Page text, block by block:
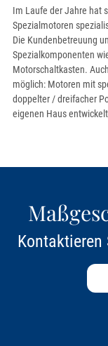
Im Laufe der Jahre hat
Spezialmotoren
Die Kundenbetreuung
Spezialkomponenten
Motorschaltkasten.
möglich: Motoren mit
doppelter / dreifacher
eigenen Haus